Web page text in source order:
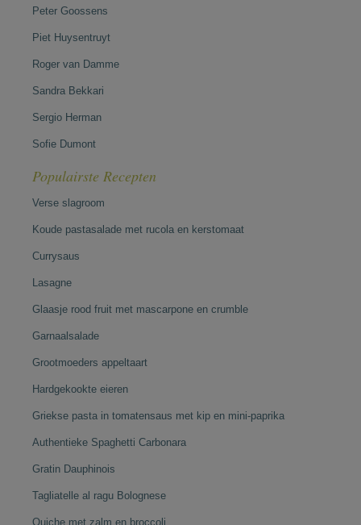
Peter Goossens
Piet Huysentruyt
Roger van Damme
Sandra Bekkari
Sergio Herman
Sofie Dumont
Populairste Recepten
Verse slagroom
Koude pastasalade met rucola en kerstomaat
Currysaus
Lasagne
Glaasje rood fruit met mascarpone en crumble
Garnaalsalade
Grootmoeders appeltaart
Hardgekookte eieren
Griekse pasta in tomatensaus met kip en mini-paprika
Authentieke Spaghetti Carbonara
Gratin Dauphinois
Tagliatelle al ragu Bolognese
Quiche met zalm en broccoli